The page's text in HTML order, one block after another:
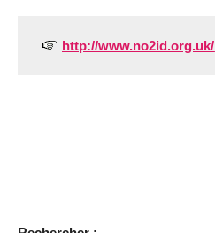
http://www.no2id.org.uk/